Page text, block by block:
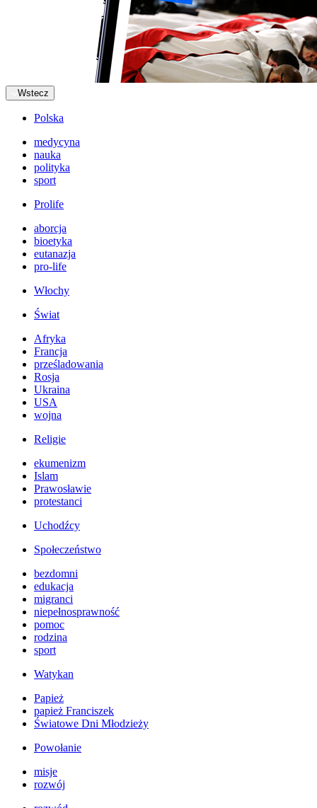
Wstecz
Polska
medycyna
nauka
polityka
sport
Prolife
aborcja
bioetyka
eutanazja
pro-life
Włochy
Świat
Afryka
Francja
prześladowania
Rosja
Ukraina
USA
wojna
Religie
ekumenizm
Islam
Prawosławie
protestanci
Uchodźcy
Społeczeństwo
bezdomni
edukacja
migranci
niepełnosprawność
pomoc
rodzina
sport
Watykan
Papież
papież Franciszek
Światowe Dni Młodzieży
Powołanie
misje
rozwój